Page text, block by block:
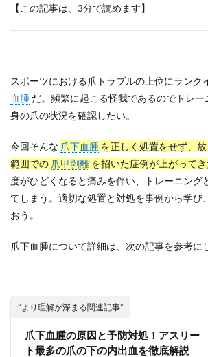
【この記事は、3分で読めます】
スポーツにおける爪トラブルの上位にランク
血腫 だ。頻繁に起こる怪我であるのでトレー
身の爪の状況を確認したい。
今回そんな 爪下血腫 を正しく処置をせず、
範囲での 爪甲剥離 を招いた症例が上がってき
度がひどくなると痛みを伴い、トレーニング
てしまう。適切な処置と対処を事例から学び
おう。
爪下血腫について詳細は、次の記事を参考に
”より理解が深まる関連記事”
爪下血腫の原因と予防対処！アスリー
ト最多の爪の下の内出血を徹底解説